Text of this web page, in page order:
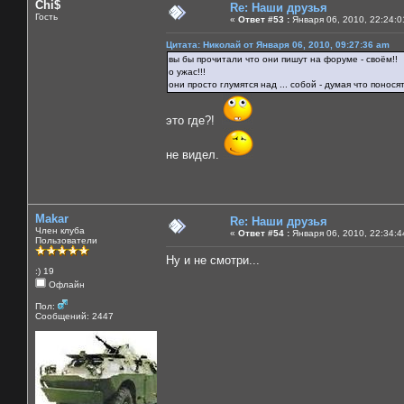
Chi$
Гость
Re: Наши друзья
« Ответ #53 : Января 06, 2010,
Цитата: Николай от Января 06, 2010, 09:27:36 am
вы бы прочитали что они пишут на форуме - своём!!
о ужас!!!
они просто глумятся над ... собой - думая что
это где?!
не видел.
Makar
Член клуба
Пользователи
:) 19
Офлайн
Пол:
Сообщений: 2447
Re: Наши друзья
« Ответ #54 : Января 06, 2010,
Ну и не смотри...